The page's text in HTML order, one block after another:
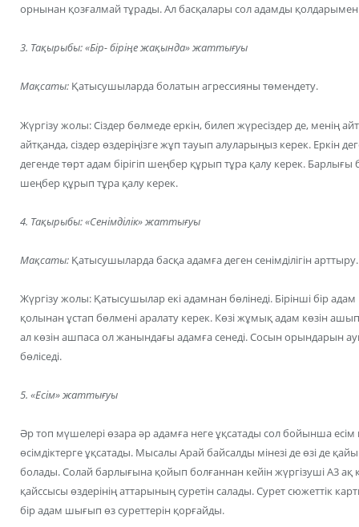
орнынан қозғалмай тұрады. Ал басқалары сол адамды
3. Тақырыбы: «Бір- біріңе жақында» жаттығуы
Мақсаты: Қатысушыларда болатын агрессияны төмендету.
Жүргізу жолы: Сіздер бөлмеде еркін, билеп жүресіздер де, менің
айтқанда, сіздер өздеріңізге жұп тауып алуларыңыз керек. Еркін
дегенде төрт адам бірігіп шеңбер құрып тұра қалу керек. Барлығы
шеңбер құрып тұра қалу керек.
4. Тақырыбы: «Сенімділік» жаттығуы
Мақсаты: Қатысушыларда басқа адамға деген сенімділігін арттыру.
Жүргізу жолы: Қатысушылар екі адамнан бөлінеді. Бірінші бір
қолынан ұстап бөлмені аралату керек. Көзі жұмық адам көзін
ал көзін ашпаса ол жанындағы адамға сенеді. Сосын орындарын
бөліседі.
5. «Есім» жаттығуы
Әр топ мүшелері өзара әр адамға неге ұқсатады сол бойынша
өсімдіктерге ұқсатады. Мысалы Арай байсалды мінезі де өзі де
болады. Солай барлығына қойып болғаннан кейін жүргізуші А3 ақ
қайссысы өздерінің аттарының суретін салады. Сурет сюжеттік
бір адам шығып өз суреттерін қорғайды.